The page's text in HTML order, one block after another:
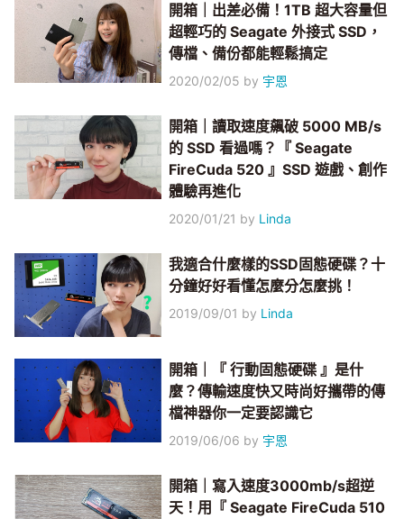
開箱｜出差必備！1TB 超大容量但
超輕巧的 Seagate 外接式 SSD，
傳檔、備份都能輕鬆搞定
2020/02/05 by 宇恩
開箱｜讀取速度飆破 5000 MB/s
的 SSD 看過嗎？『 Seagate
FireCuda 520 』SSD 遊戲、創作
體驗再進化
2020/01/21 by Linda
我適合什麼樣的SSD固態硬碟？十
分鐘好好看懂怎麼分怎麼挑！
2019/09/01 by Linda
開箱｜『 行動固態硬碟 』是什
麼？傳輸速度快又時尚好攜帶的傳
檔神器你一定要認識它
2019/06/06 by 宇恩
開箱｜寫入速度3000mb/s超逆
天！用『 Seagate FireCuda 510